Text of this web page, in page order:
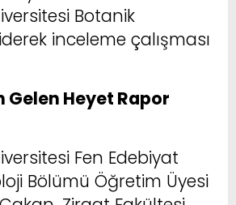
Botanik
inceleme çalışması
Gelen Heyet Rapor
Fen Edebiyat
Bölümü Öğretim Üyesi